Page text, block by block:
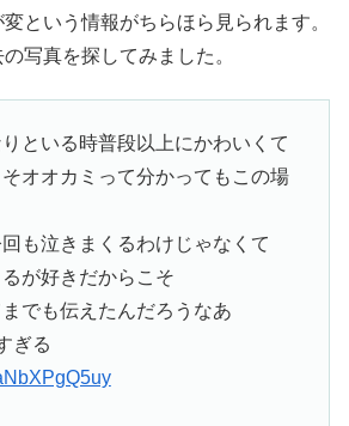
という情報がちらほら見られます。
写真を探してみました。
といる時普段以上にかわいくて
オオカミって分かってもこの場
も泣きまくるわけじゃなくて
が好きだからこそ
でも伝えたんだろうなあ
ぎる